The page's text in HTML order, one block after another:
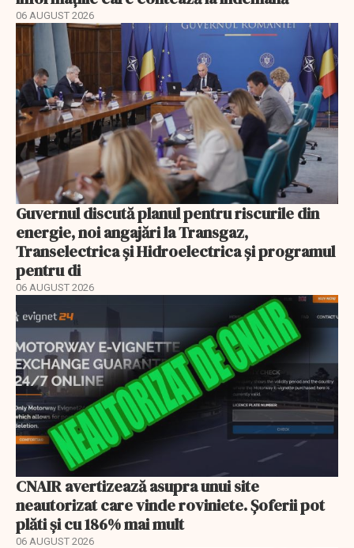
06 AUGUST 2026
Guvernul discută planul pentru riscurile din
energie, noi angajări la Transgaz,
Transelectrica și Hidroelectrica și programul
pentru di
06 AUGUST 2026
CNAIR avertizează asupra unui site
neautorizat care vinde roviniete. Șoferii pot
plăti și cu 186% mai mult
06 AUGUST 2026